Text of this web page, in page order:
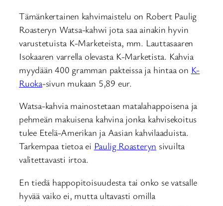
Tämänkertainen kahvimaistelu on Robert Paulig
Roasteryn Watsa-kahwi jota saa ainakin hyvin
varustetuista K-Marketeista, mm. Lauttasaaren
Isokaaren varrella olevasta K-Marketista. Kahvia
myydään 400 gramman pakteissa ja hintaa on K-
Ruoka-sivun mukaan 5,89 eur.
Watsa-kahvia mainostetaan matalahappoisena ja
pehmeän makuisena kahvina jonka kahvisekoitus
tulee Etelä-Amerikan ja Aasian kahvilaaduista.
Tarkempaa tietoa ei Paulig Roasteryn sivuilta
valitettavasti irtoa.
En tiedä happopitoisuudesta tai onko se vatsalle
hyvää vaiko ei, mutta ultavasti omilla